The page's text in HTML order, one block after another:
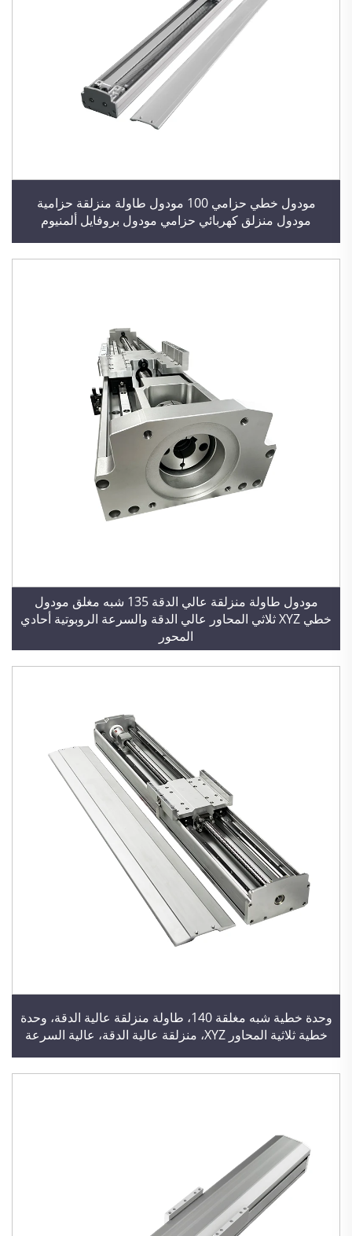
مودول خطي حزامي 100 مودول طاولة منزلقة حزامية
مودول منزلق كهربائي حزامي مودول بروفايل ألمنيوم
مودول طاولة منزلقة عالي الدقة 135 شبه مغلق مودول
خطي XYZ ثلاثي المحاور عالي الدقة والسرعة الروبوتية أحادي
المحور
وحدة خطية شبه مغلقة 140، طاولة منزلقة عالية الدقة، وحدة
خطية ثلاثية المحاور XYZ، منزلقة عالية الدقة، عالية السرعة